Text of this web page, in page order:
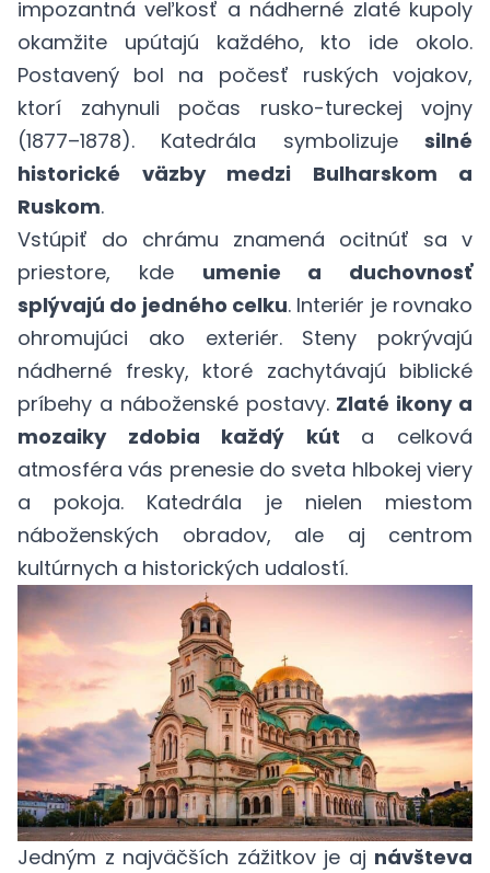
impozantná veľkosť a nádherné zlaté kupoly
okamžite upútajú každého, kto ide okolo.
Postavený bol na počesť ruských vojakov,
ktorí zahynuli počas rusko-tureckej vojny
(1877–1878). Katedrála symbolizuje silné
historické väzby medzi Bulharskom a
Ruskom.
Vstúpiť do chrámu znamená ocitnúť sa v
priestore, kde umenie a duchovnosť
splývajú do jedného celku. Interiér je rovnako
ohromujúci ako exteriér. Steny pokrývajú
nádherné fresky, ktoré zachytávajú biblické
príbehy a náboženské postavy. Zlaté ikony a
mozaiky zdobia každý kút a celková
atmosféra vás prenesie do sveta hlbokej viery
a pokoja. Katedrála je nielen miestom
náboženských obradov, ale aj centrom
kultúrnych a historických udalostí.
Jedným z najväčších zážitkov je aj návšteva